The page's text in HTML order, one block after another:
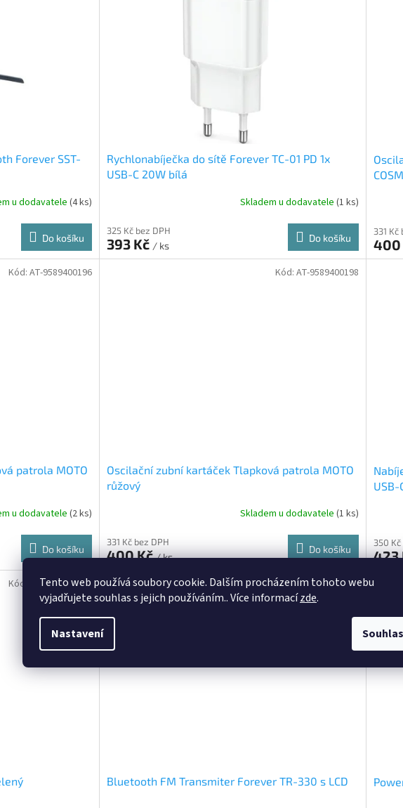
Tento web používá soubory cookie. Dalším procházením tohoto webu
vyjadřujete souhlas s jejich používáním.. Více informacízde.
Nastavení
Forever SST-
u dodavatele(4 ks)
Do košíku
Rychlonabíječka do sítě Forever TC-01 PD 1x
USB-C 20W bílá
Skladem u dodavatele (1 ks)
325 Kč bez DPH
393 Kč / ks
Do košíku
331 Kč
400
patrola MOTO
u dodavatele(2 ks)
Do košíku
Kód:AT-9589400196
Oscilační zubní kartáček Tlapková patrola MOTO
růžový
Skladem u dodavatele (1 ks)
331 Kč bez DPH
400 Kč/ ks
Do košíku
Kód: AT-9589400198
USB-
350
423
Kód: AT-9589401016
Bluetooth FM Transmiter Forever TR-330 s LCD
Kód:AT-9589400097